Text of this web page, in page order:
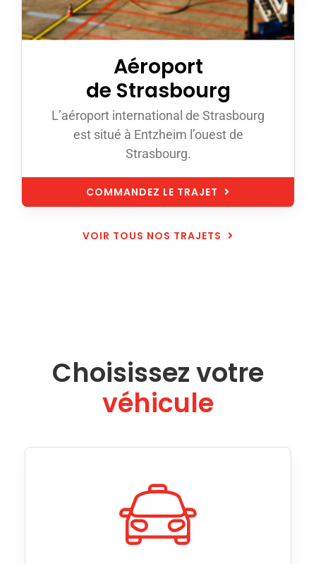
Aéroport
de Strasbourg
L’aéroport international de Strasbourg
est situé à Entzheim l’ouest de
Strasbourg.
COMMANDEZ LE TRAJET
VOIR TOUS NOS TRAJETS
Choisissez votre
véhicule